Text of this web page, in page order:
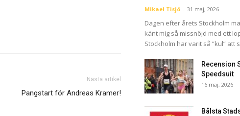
Nästa artikel
Pangstart för Andreas Kramer!
Mikael Tisjö - 31 maj, 2026
Dagen efter årets Stockholm
känt mig så missnöjd med ett
Stockholm har varit så ”kul” att
Recension
Speedsuit
16 maj, 2026
Bålsta